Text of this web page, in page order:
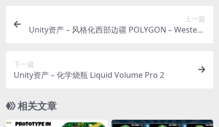
上一篇
Unity资产 – 风格化西部边疆 POLYGON – Western
下一篇
Unity资产 – 化学烧瓶 Liquid Volume Pro 2
相关文章